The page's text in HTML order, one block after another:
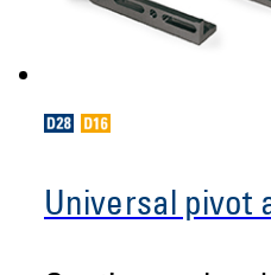
Universal pivot